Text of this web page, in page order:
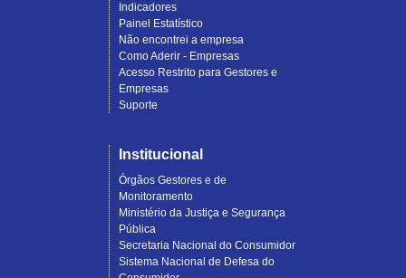
Indicadores
Painel Estatístico
Não encontrei a empresa
Como Aderir - Empresas
Acesso Restrito para Gestores e
Empresas
Suporte
Institucional
Órgãos Gestores e de
Monitoramento
Ministério da Justiça e Segurança
Pública
Secretaria Nacional do Consumidor
Sistema Nacional de Defesa do